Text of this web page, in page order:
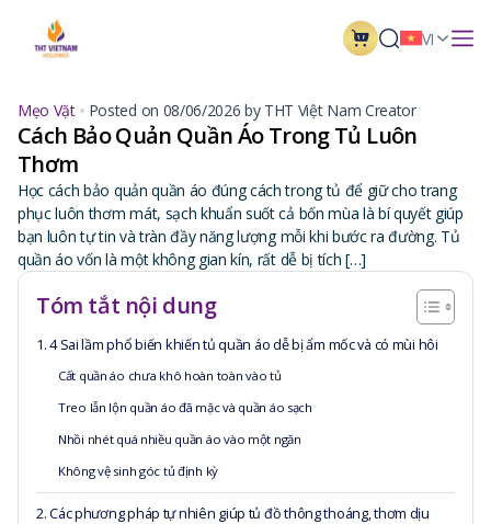
VI
Mẹo Vặt Posted on 08/06/2026 by THT Việt Nam Creator
Cách Bảo Quản Quần Áo Trong Tủ Luôn
Thơm
Học cách bảo quản quần áo đúng cách trong tủ để giữ cho trang
phục luôn thơm mát, sạch khuẩn suốt cả bốn mùa là bí quyết giúp
bạn luôn tự tin và tràn đầy năng lượng mỗi khi bước ra đường. Tủ
quần áo vốn là một không gian kín, rất dễ bị tích […]
Tóm tắt nội dung
1. 4 Sai lầm phổ biến khiến tủ quần áo dễ bị ẩm mốc và có mùi hôi
Cất quần áo chưa khô hoàn toàn vào tủ
Treo lẫn lộn quần áo đã mặc và quần áo sạch
Nhồi nhét quá nhiều quần áo vào một ngăn
Không vệ sinh góc tủ định kỳ
2. Các phương pháp tự nhiên giúp tủ đồ thông thoáng, thơm dịu